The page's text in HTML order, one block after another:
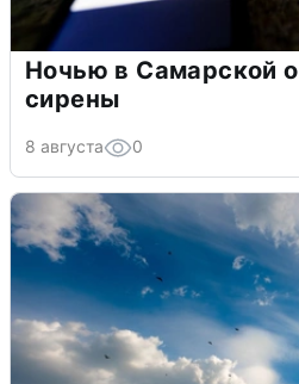
Ночью в Самарской
сирены
8 августа 0